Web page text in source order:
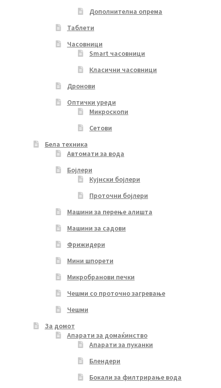
Дополнителна опрема
Таблети
Часовници
Smart часовници
Класични часовници
Дронови
Оптички уреди
Микроскопи
Сетови
Бела техника
Автомати за вода
Бојлери
Кујнски бојлери
Проточни бојлери
Машини за перење алишта
Машини за садови
Фрижидери
Мини шпорети
Микробранови печки
Чешми со проточно загревање
Чешми
За домот
Апарати за домаќинство
Апарати за пуканки
Блендери
Бокали за филтрирање вода